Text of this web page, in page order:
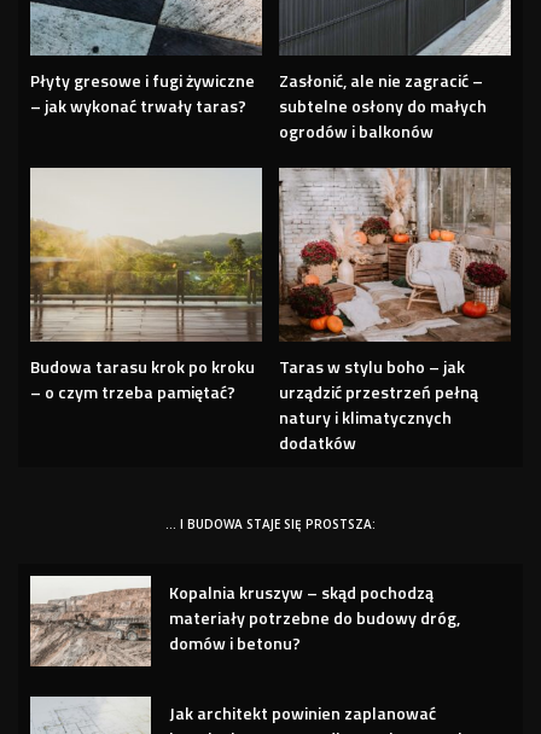
Płyty gresowe i fugi żywiczne
– jak wykonać trwały taras?
Zasłonić, ale nie zagracić –
subtelne osłony do małych
ogrodów i balkonów
Budowa tarasu krok po kroku
– o czym trzeba pamiętać?
Taras w stylu boho – jak
urządzić przestrzeń pełną
natury i klimatycznych
dodatków
… I BUDOWA STAJE SIĘ PROSTSZA:
Kopalnia kruszyw – skąd pochodzą
materiały potrzebne do budowy dróg,
domów i betonu?
Jak architekt powinien zaplanować